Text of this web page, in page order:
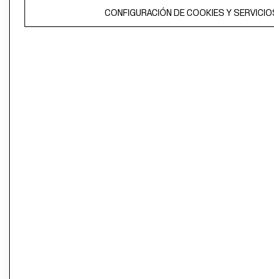
El contenido de esta página web está protegido por copyright y es
propiedad de H&M Hennes & Mauritz ABCONFIGURACIÓN DE COOKIES Y